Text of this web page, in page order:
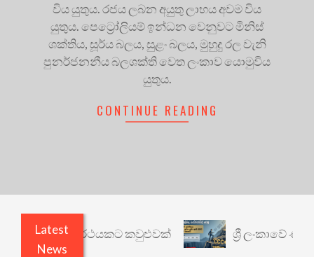
විය යුතුය. රජය ලබන අයුතු ලාභය අවම විය
යුතුය. පෙට්‍රෝලියම් ඉන්ධන වෙනුවට මිනිස්
ශක්තිය, සූර්ය බලය, සුළං බලය, මුහුදු රල වැනි
පුනර්ජනනීය බලශක්ති වෙත ලංකාව යොමුවිය
යුතුය.
CONTINUE READING
Latest
News
වෙනත් යථාර්ථයකට කවුළුවක් ශ්‍රී ලංකාවේ ණය